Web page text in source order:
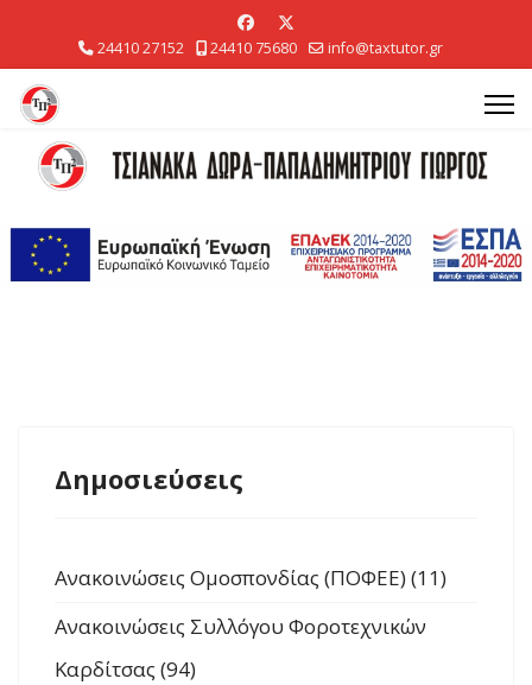
24410 27152 24410 75680 info@taxtutor.gr
Δημοσιεύσεις
Ανακοινώσεις Ομοσπονδίας (ΠΟΦΕΕ) (11)
Ανακοινώσεις Συλλόγου Φοροτεχνικών
Καρδίτσας (94)